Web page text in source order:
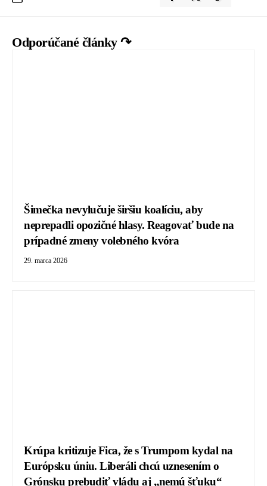
Odporúčané články ↷
Šimečka nevylučuje širšiu koalíciu, aby
neprepadli opozičné hlasy. Reagovať bude na
prípadné zmeny volebného kvóra
29. marca 2026
Krúpa kritizuje Fica, že s Trumpom kydal na
Európsku úniu. Liberáli chcú uznesením o
Grónsku prebudiť vládu aj „nemú šťuku“